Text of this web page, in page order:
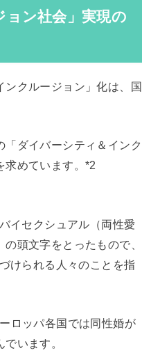
ョン社会」実現の
クルージョン」化は、国
ダイバーシティ＆インク
求めています。*2
イセクシュアル（両性愛
頭文字をとったもので、
けられる人々のことを指
ロッパ各国では同性婚が
います。